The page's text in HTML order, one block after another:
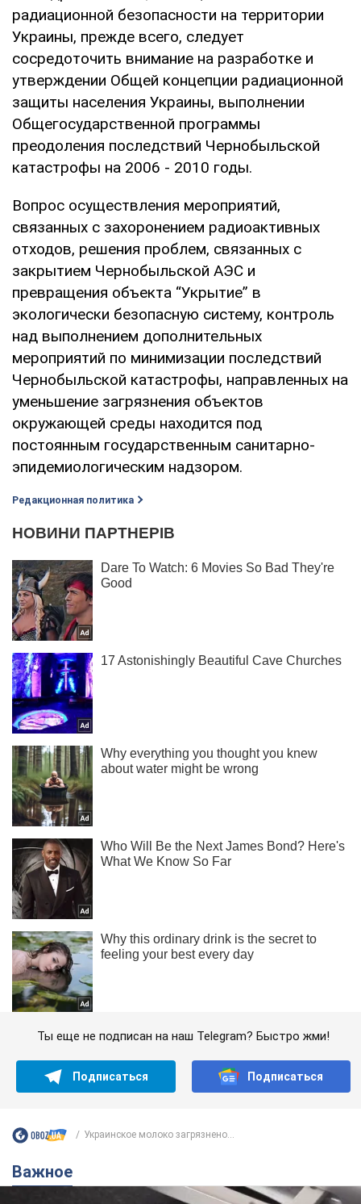
радиационной безопасности на территории
Украины, прежде всего, следует
сосредоточить внимание на разработке и
утверждении Общей концепции радиационной
защиты населения Украины, выполнении
Общегосударственной программы
преодоления последствий Чернобыльской
катастрофы на 2006 - 2010 годы.
Вопрос осуществления мероприятий,
связанных с захоронением радиоактивных
отходов, решения проблем, связанных с
закрытием Чернобыльской АЭС и
превращения объекта “Укрытие” в
экологически безопасную систему, контроль
над выполнением дополнительных
мероприятий по минимизации последствий
Чернобыльской катастрофы, направленных на
уменьшение загрязнения объектов
окружающей среды находится под
постоянным государственным санитарно-
эпидемиологическим надзором.
Редакционная политика
Ты еще не подписан на наш Telegram? Быстро жми!
Подписаться Подписаться
Украинское молоко загрязнено...
Важное